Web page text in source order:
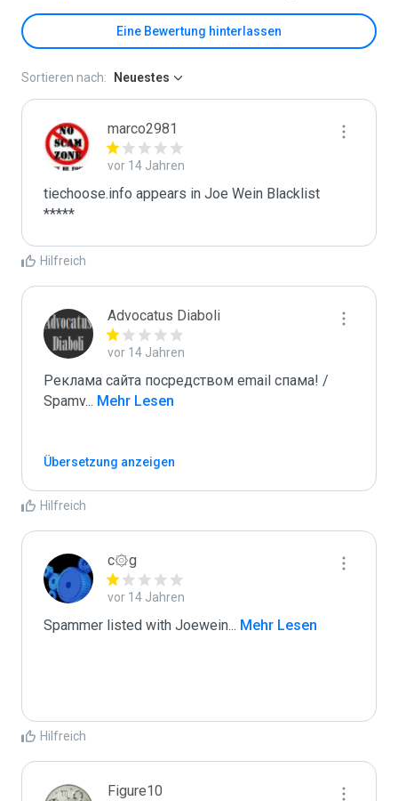
Eine Bewertung hinterlassen
Sortieren nach: Neuestes
marco2981
vor 14 Jahren
tiechoose.info appears in Joe Wein Blacklist
*****
Hilfreich
Advocatus Diaboli
vor 14 Jahren
Реклама сайта посредством email спама! /
Spamv... Mehr Lesen
Übersetzung anzeigen
Hilfreich
c۞g
vor 14 Jahren
Spammer listed with Joewein ... Mehr Lesen
Hilfreich
Figure10